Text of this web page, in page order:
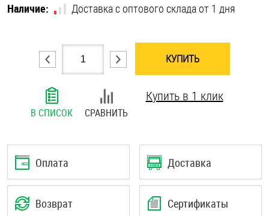
Шпильки
Штифты и пальцы
Наличие:
Доставка с оптового склада от 1 дня
КУПИТЬ
В СПИСОК СРАВНИТЬ
Купить в 1 клик
Оплата Доставка
Возврат Сертификаты